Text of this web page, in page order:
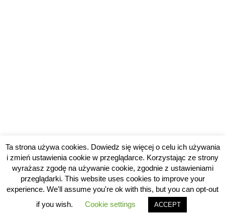
Ta strona używa cookies. Dowiedz się więcej o celu ich używania
i zmień ustawienia cookie w przeglądarce. Korzystając ze strony
wyrażasz zgodę na używanie cookie, zgodnie z ustawieniami
przeglądarki. This website uses cookies to improve your
experience. We'll assume you're ok with this, but you can opt-out
if you wish.
Cookie settings ACCEPT